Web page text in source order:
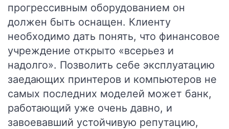
прогрессивным оборудованием он
должен быть оснащен. Клиенту
необходимо дать понять, что финансовое
учреждение открыто «всерьез и
надолго». Позволить себе эксплуатацию
заедающих принтеров и компьютеров не
самых последних моделей может банк,
работающий уже очень давно, и
завоевавший устойчивую репутацию,